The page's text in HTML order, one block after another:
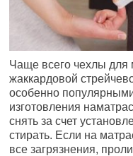
Чаще всего чехлы для
жаккардовой
особенно
изготовления
снять за счет
стирать. Если на
все загрязнения,